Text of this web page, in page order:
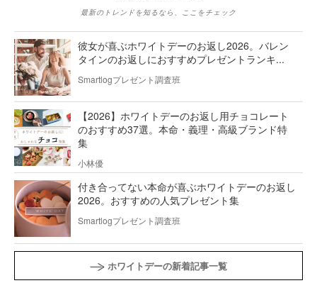
最新のトレンドを知るなら、ここをチェック
彼女が喜ぶホワイトデーのお返し2026。バレン
タインのお返しにおすすめプレゼントランキ...
Smartlogプレゼント調査班
【2026】ホワイトデーのお返し用チョコレート
のおすすめ37選。本命・義理・高級ブランド特
集
小林優
付き合ってない本命が喜ぶホワイトデーのお返し
2026。おすすめの人気プレゼント集
Smartlogプレゼント調査班
ホワイトデーの新着記事一覧